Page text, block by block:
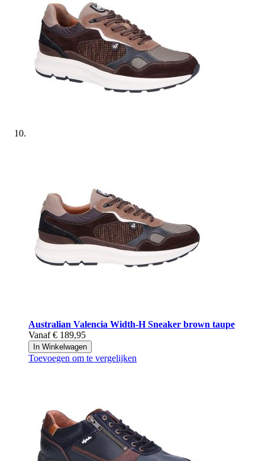
Australian Valencia Width-H Sneaker brown taupe
Vanaf € 189,95
In Winkelwagen
Toevoegen om te vergelijken